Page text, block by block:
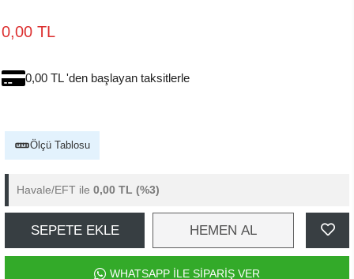
0,00 TL
0,00 TL 'den başlayan taksitlerle
Ölçü Tablosu
Havale/EFT ile 0,00 TL (%3)
SEPETE EKLE HEMEN AL
WHATSAPP İLE SİPARİŞ VER